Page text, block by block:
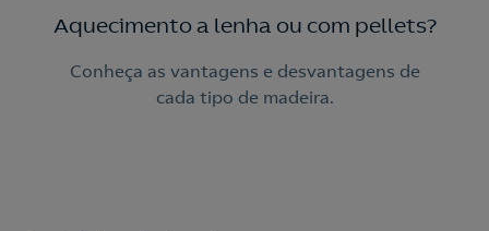
Aquecimento a lenha ou com pellets?
Conheça as vantagens e desvantagens de
cada tipo de madeira.